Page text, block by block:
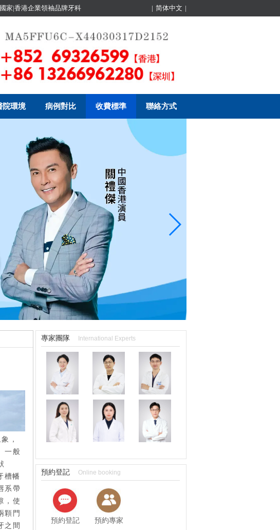
家|香港企業領袖品牌牙科 | 简体中文 |
院環境 病例對比 收費標準 聯絡方式
，
一般
槽幡
系帶
，使
顆門
之間
專家團隊 International Experts
預約登記 Online booking
預約登記 預約專家